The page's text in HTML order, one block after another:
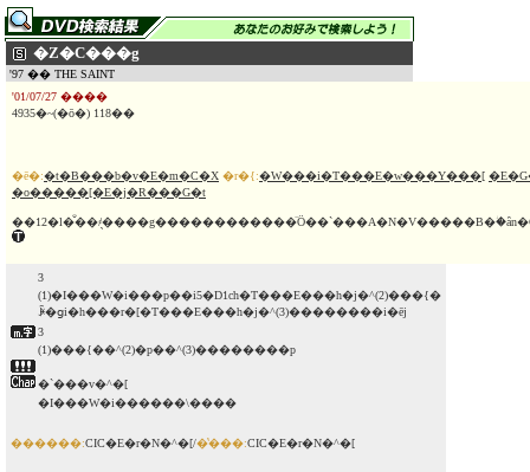
�Z�C���g
'97 �� THE SAINT
'01/07/27 ����
4935�~(�ō�) 118��
�ē�:�t�B���b�v�E�m�C�X �r�{:�W���i�T���E�w���Y���[
�o�����[�E�j�R���G�t
3
(1)�I���W�i���p��i5�D1ch�T���E���h�j�^(2)���{�
ꐁ�ցi�h���r�[�T���E���h�j�^(3)��������i�ēj
3
(1)���{��^(2)�p��^(3)��������p
�`���v�^�[
�I���W�i������\����
������:CIC�E�r�N�^�[/�̔���:CIC�E�r�N�^�[